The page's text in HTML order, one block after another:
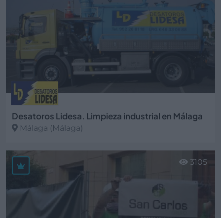
Desatoros Lidesa. Limpieza industrial en Málaga
Málaga (Málaga)
Ver más
3105